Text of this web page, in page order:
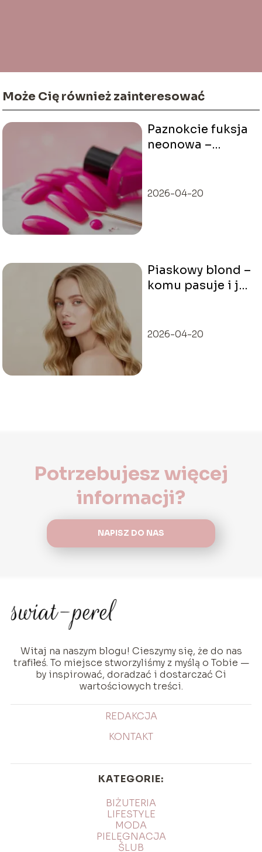
Może Cię również zainteresować
Paznokcie fuksja
neonowa –
2026-04-20
Piaskowy blond –
komu pasuje i jak
2026-04-20
Potrzebujesz więcej
informacji?
NAPISZ DO NAS
Witaj na naszym blogu! Cieszymy się, że do nas
trafiłeś. To miejsce stworzyliśmy z myślą o Tobie —
by inspirować, doradzać i dostarczać Ci
wartościowych treści.
REDAKCJA
KONTAKT
KATEGORIE:
BIŻUTERIA
LIFESTYLE
MODA
PIELĘGNACJA
ŚLUB